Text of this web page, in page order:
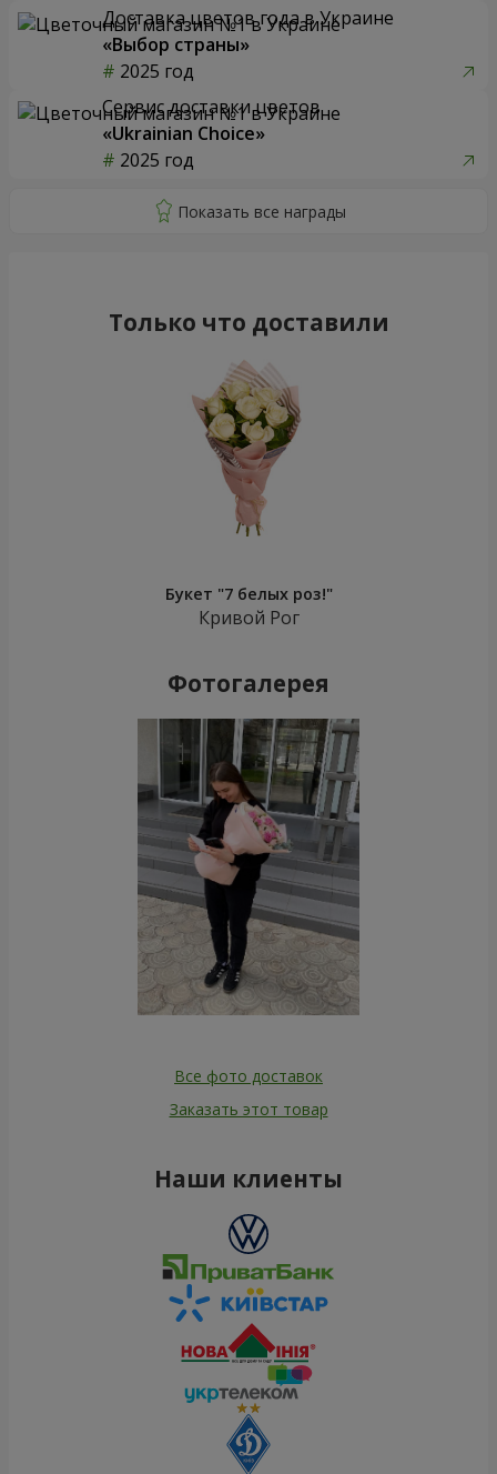
Доставка цветов года в Украине
«Выбор страны»
2025 год
Сервис доставки цветов
«Ukrainian Choice»
2025 год
Только что доставили
Букет "7 белых роз!"
Кривой Рог
Фотогалерея
Все фото доставок
Заказать этот товар
Наши клиенты